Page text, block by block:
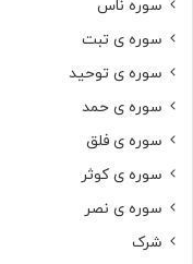
سوره ناس
سوره ی تبت
سوره ی توحید
سوره ی حمد
سوره ی فلق
سوره ی کوثر
سوره ی نصر
شرک